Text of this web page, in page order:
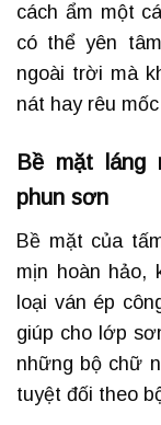
cách ẩm một
có thể yên
ngoài trời mà
nát hay rêu
Bề mặt láng
phun sơn
Bề mặt của
mịn hoàn hảo,
loại ván ép
giúp cho lớp
những bộ chữ
tuyệt đối theo